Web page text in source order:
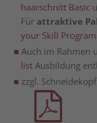
haar­schnitt Basic
Für attrak­ti­ve
your Skill
Auch im Rah­men
list Aus­bil­dung
zzgl. Schnei­de­kopf